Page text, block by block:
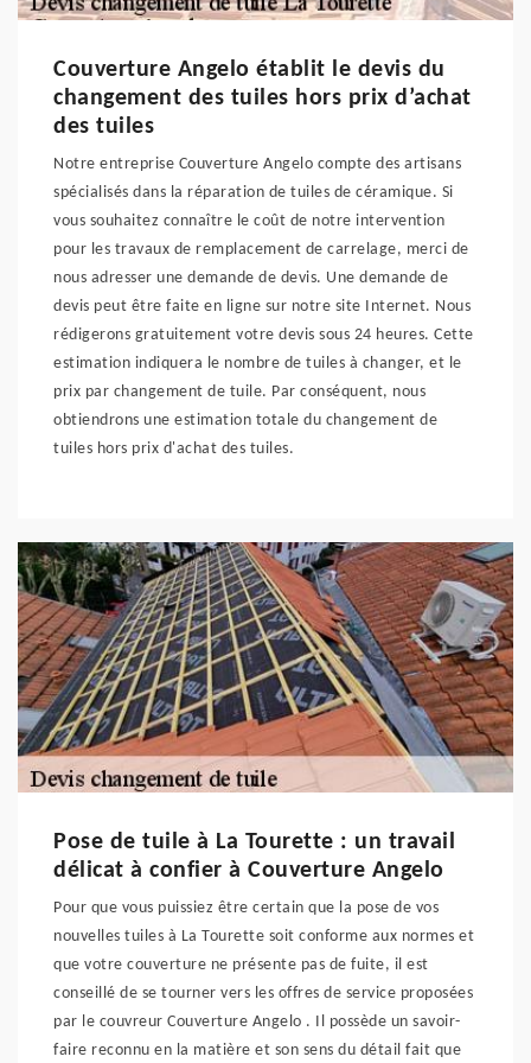
Couverture Angelo établit le devis du
changement des tuiles hors prix d’achat
des tuiles
Notre entreprise Couverture Angelo compte des artisans
spécialisés dans la réparation de tuiles de céramique. Si
vous souhaitez connaître le coût de notre intervention
pour les travaux de remplacement de carrelage, merci de
nous adresser une demande de devis. Une demande de
devis peut être faite en ligne sur notre site Internet. Nous
rédigerons gratuitement votre devis sous 24 heures. Cette
estimation indiquera le nombre de tuiles à changer, et le
prix par changement de tuile. Par conséquent, nous
obtiendrons une estimation totale du changement de
tuiles hors prix d'achat des tuiles.
Pose de tuile à La Tourette : un travail
délicat à confier à Couverture Angelo
Pour que vous puissiez être certain que la pose de vos
nouvelles tuiles à La Tourette soit conforme aux normes et
que votre couverture ne présente pas de fuite, il est
conseillé de se tourner vers les offres de service proposées
par le couvreur Couverture Angelo . Il possède un savoir-
faire reconnu en la matière et son sens du détail fait que